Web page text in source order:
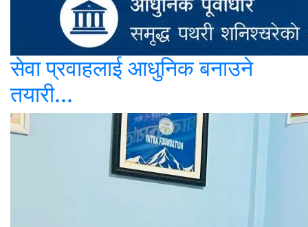
सेवा प्रवाहलाई आधुनिक बनाउने
तयारी...